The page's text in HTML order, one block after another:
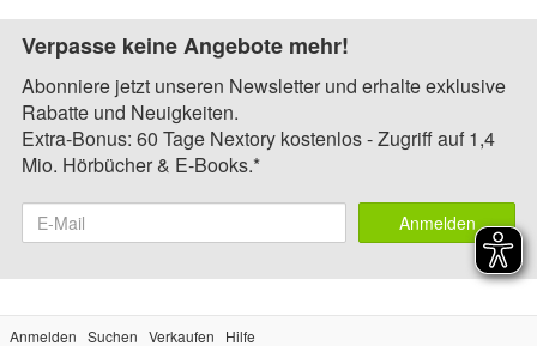
Verpasse keine Angebote mehr!
Abonniere jetzt unseren Newsletter und erhalte exklusive
Rabatte und Neuigkeiten.
Extra-Bonus: 60 Tage Nextory kostenlos - Zugriff auf 1,4
Mio. Hörbücher & E-Books.*
Anmelden
Anmelden Suchen Verkaufen Hilfe